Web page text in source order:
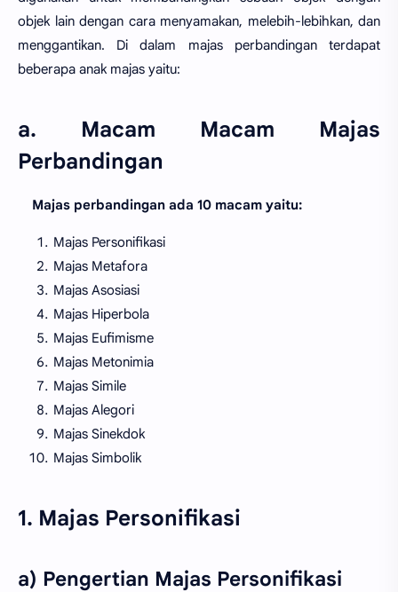
objek lain dengan cara menyamakan, melebih-lebihkan, dan
menggantikan. Di dalam majas perbandingan terdapat
beberapa anak majas yaitu:
a. Macam Macam Majas
Perbandingan
Majas perbandingan ada 10 macam yaitu:
Majas Personifikasi
Majas Metafora
Majas Asosiasi
Majas Hiperbola
Majas Eufimisme
Majas Metonimia
Majas Simile
Majas Alegori
Majas Sinekdok
Majas Simbolik
1. Majas Personifikasi
a) Pengertian Majas Personifikasi